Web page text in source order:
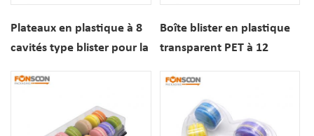
Plateaux en plastique à 8
cavités type blister pour la
contenants transparents
en forme de cœur pour
macarons, biscuits et
Boîte blister en plastique
transparent PET à 12
macarons